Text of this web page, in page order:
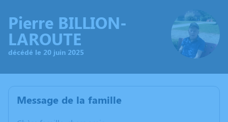
Pierre BILLION-
LAROUTE
décédé le 20 juin 2025
Message de la famille